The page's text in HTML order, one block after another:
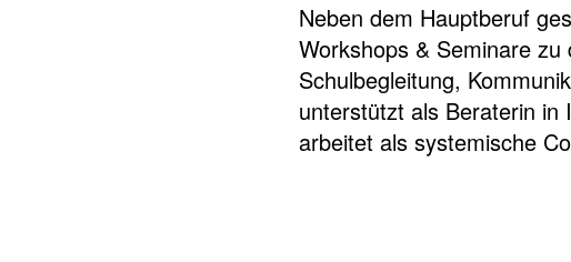
Neben dem Hauptberuf
Workshops & Seminare zu
Schulbegleitung,
unterstützt als Beraterin in
arbeitet als systemische